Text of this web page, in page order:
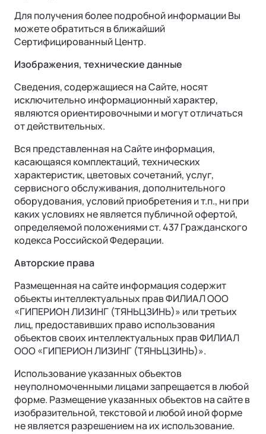
Ли Л9 | Li L9
Флагманский 6-местный кроссовер
ОТ 9 650 000 ₽
Подробнее
КОРПОРАТИВНЫЕ ПРОДАЖИ
Корпоративным клиентам
Лизинг
ЗАПАСНЫЕ ЧАСТИ
Проверка подлинности
СОТРУДНИЧЕСТВО
Стать дилером
Для получения более подробной информации Вы
можете обратиться в ближайший
Сертифицированный Центр.
Изображения, технические данные
Сведения, содержащиеся на Сайте, носят
исключительно информационный характер,
являются ориентировочными и могут отличаться
от действительных.
Вся представленная на Сайте информация,
касающаяся комплектаций, технических
характеристик, цветовых сочетаний, услуг,
сервисного обслуживания, дополнительного
оборудования, условий приобретения и т.п., ни при
каких условиях не является публичной офертой,
определяемой положениями ст. 437 Гражданского
кодекса Российской Федерации.
Авторские права
Размещенная на сайте информация содержит
объекты интеллектуальных прав ФИЛИАЛ ООО
«ГИПЕРИОН ЛИЗИНГ (ТЯНЬЦЗИНЬ)» или третьих
лиц, предоставивших право использования
объектов своих интеллектуальных прав ФИЛИАЛ
ООО «ГИПЕРИОН ЛИЗИНГ (ТЯНЬЦЗИНЬ)».
Использование указанных объектов
неуполномоченными лицами запрещается в любой
форме. Размещение указанных объектов на сайте в
изобразительной, текстовой и любой иной форме
не является разрешением на их использование.